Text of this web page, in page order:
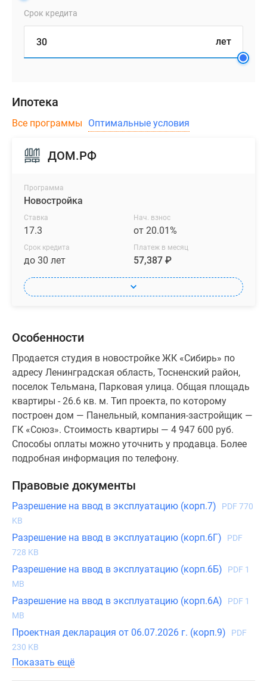
Срок кредита
лет
Ипотека
Все программы Оптимальные условия
ДОМ.РФ
Программа
Новостройка
Ставка
17.3
Нач. взнос
от 20.01%
Срок кредита
до 30 лет
Платеж в месяц
57,387 ₽
Особенности
Продается студия в новостройке ЖК «Сибирь» по
адресу Ленинградская область, Тосненский район,
поселок Тельмана, Парковая улица. Общая площадь
квартиры - 26.6 кв. м. Тип проекта, по которому
построен дом — Панельный, компания-застройщик —
ГК «Союз». Стоимость квартиры — 4 947 600 руб.
Способы оплаты можно уточнить у продавца. Более
подробная информация по телефону.
Правовые документы
Разрешение на ввод в эксплуатацию (корп.7)
PDF 770
KB
Разрешение на ввод в эксплуатацию (корп.6Г)
PDF
728 KB
Разрешение на ввод в эксплуатацию (корп.6Б)
PDF 1
MB
Разрешение на ввод в эксплуатацию (корп.6А)
PDF 1
MB
Проектная декларация от 06.07.2026 г. (корп.9)
PDF
230 KB
Показать ещё